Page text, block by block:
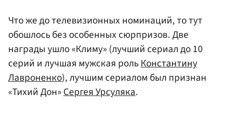
Что же до телевизионных номинаций, то тут
обошлось без особенных сюрпризов. Две
награды ушло «Климу» (лучший сериал до 10
серий и лучшая мужская рольКонстантину
Лавроненко), лучшим сериалом был признан
«Тихий Дон»Сергея Урсуляка.